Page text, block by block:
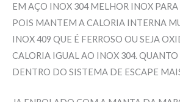
EM AÇO INOX 304 MELHOR INOX
POIS MANTEM A CALORIA INTERNA
INOX 409 QUE É FERROSO OU SEJA
CALORIA IGUAL AO INOX 304.
DENTRO DO SISTEMA DE ESCAPE